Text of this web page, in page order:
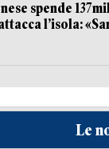
spende
l’isola:
Le